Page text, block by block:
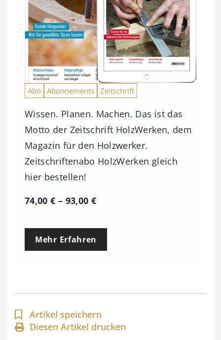
Abo Abonnements Zeitschrift
Wissen. Planen. Machen. Das ist das
Motto der Zeitschrift HolzWerken, dem
Magazin für den Holzwerker.
Zeitschriftenabo HolzWerken gleich
hier bestellen!
74,00€ – 93,00 €P
e
p
a
n
Mehr Erfahren
Artikel speichern
Diesen Artikel drucken